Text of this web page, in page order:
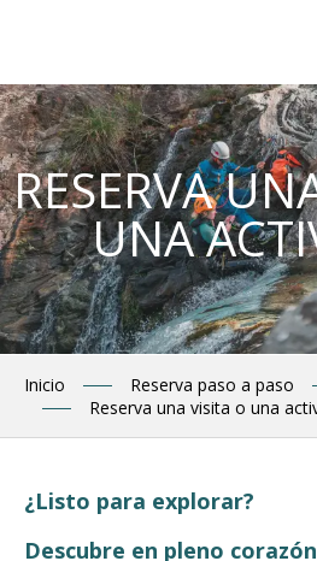
principal
RESERVA
UNA
Inicio Reserva paso a paso
Reserva una visita o una
¿Listo para explorar?
Descubre en pleno